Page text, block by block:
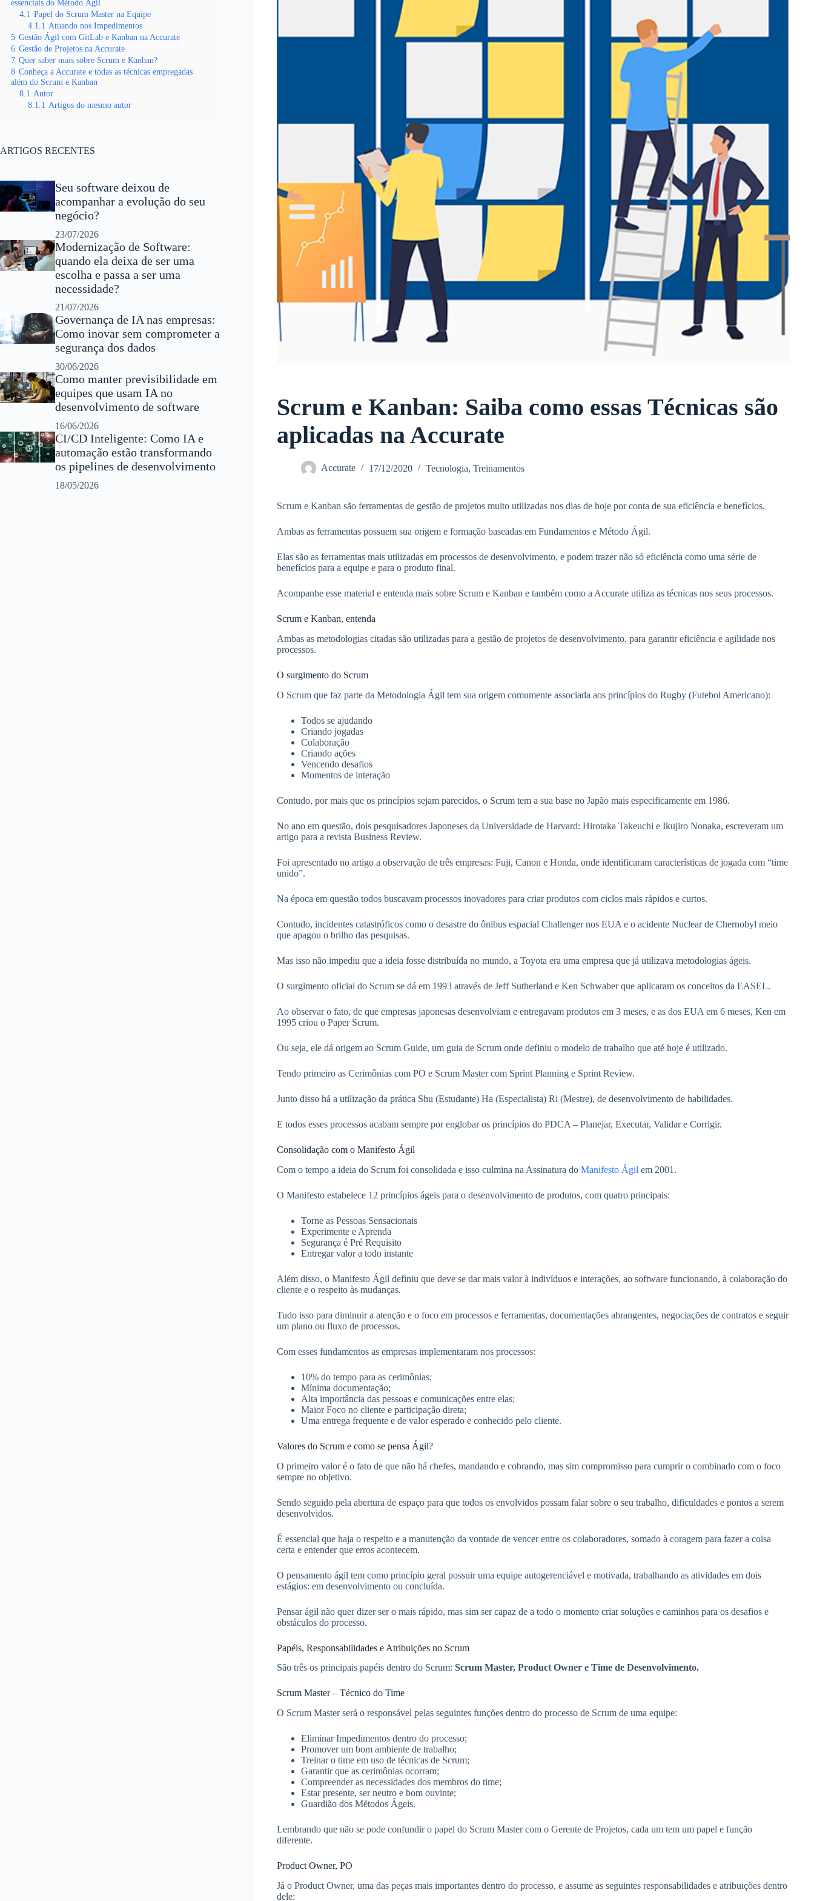
Scrum e Kanban: Saiba como essas Técnicas são
aplicadas na Accurate
Accurate 17/12/2020 Tecnologia, Treinamentos
Scrum e Kanban são ferramentas de gestão de projetos muito utilizadas nos dias de hoje por conta de sua eficiência e benefícios.
Ambas as ferramentas possuem sua origem e formação baseadas em Fundamentos e Método Ágil.
Elas são as ferramentas mais utilizadas em processos de desenvolvimento, e podem trazer não só eficiência como uma série de
benefícios para a equipe e para o produto final.
Acompanhe esse material e entenda mais sobre Scrum e Kanban e também como a Accurate utiliza as técnicas nos seus processos.
Scrum e Kanban, entenda
Ambas as metodologias citadas são utilizadas para a gestão de projetos de desenvolvimento, para garantir eficiência e agilidade nos
processos.
O surgimento do Scrum
O Scrum que faz parte da Metodologia Ágil tem sua origem comumente associada aos princípios do Rugby (Futebol Americano):
Todos se ajudando
Criando jogadas
Colaboração
Criando ações
Vencendo desafios
Momentos de interação
Contudo, por mais que os princípios sejam parecidos, o Scrum tem a sua base no Japão mais especificamente em 1986.
No ano em questão, dois pesquisadores Japoneses da Universidade de Harvard: Hirotaka Takeuchi e Ikujiro Nonaka, escreveram um
artigo para a revista Business Review.
Foi apresentado no artigo a observação de três empresas: Fuji, Canon e Honda, onde identificaram características de jogada com “time
unido”.
Na época em questão todos buscavam processos inovadores para criar produtos com ciclos mais rápidos e curtos.
Contudo, incidentes catastróficos como o desastre do ônibus espacial Challenger nos EUA e o acidente Nuclear de Chernobyl meio
que apagou o brilho das pesquisas.
Mas isso não impediu que a ideia fosse distribuída no mundo, a Toyota era uma empresa que já utilizava metodologias ágeis.
O surgimento oficial do Scrum se dá em 1993 através de Jeff Sutherland e Ken Schwaber que aplicaram os conceitos da EASEL.
Ao observar o fato, de que empresas japonesas desenvolviam e entregavam produtos em 3 meses, e as dos EUA em 6 meses, Ken em
1995 criou o Paper Scrum.
Ou seja, ele dá origem ao Scrum Guide, um guia de Scrum onde definiu o modelo de trabalho que até hoje é utilizado.
Tendo primeiro as Cerimônias com PO e Scrum Master com Sprint Planning e Sprint Review.
Junto disso há a utilização da prática Shu (Estudante) Ha (Especialista) Ri (Mestre), de desenvolvimento de habilidades.
E todos esses processos acabam sempre por englobar os princípios do PDCA – Planejar, Executar, Validar e Corrigir.
Consolidação com o Manifesto Ágil
Com o tempo a ideia do Scrum foi consolidada e isso culmina na Assinatura doManifesto Ágil em 2001.
O Manifesto estabelece 12 princípios ágeis para o desenvolvimento de produtos, com quatro principais:
Torne as Pessoas Sensacionais
Experimente e Aprenda
Segurança é Pré Requisito
Entregar valor a todo instante
Além disso, o Manifesto Ágil definiu que deve se dar mais valor à indivíduos e interações, ao software funcionando, à colaboração do
cliente e o respeito às mudanças.
Tudo isso para diminuir a atenção e o foco em processos e ferramentas, documentações abrangentes, negociações de contratos e seguir
um plano ou fluxo de processos.
Com esses fundamentos as empresas implementaram nos processos:
10% do tempo para as cerimônias;
Mínima documentação;
Alta importância das pessoas e comunicações entre elas;
Maior Foco no cliente e participação direta;
Uma entrega frequente e de valor esperado e conhecido pelo cliente.
Valores do Scrum e como se pensa Ágil?
O primeiro valor é o fato de que não há chefes, mandando e cobrando, mas sim compromisso para cumprir o combinado com o foco
sempre no objetivo.
Sendo seguido pela abertura de espaço para que todos os envolvidos possam falar sobre o seu trabalho, dificuldades e pontos a serem
desenvolvidos.
É essencial que haja o respeito e a manutenção da vontade de vencer entre os colaboradores, somado à coragem para fazer a coisa
certa e entender que erros acontecem.
O pensamento ágil tem como princípio geral possuir uma equipe autogerenciável e motivada, trabalhando as atividades em dois
estágios: em desenvolvimento ou concluída.
Pensar ágil não quer dizer ser o mais rápido, mas sim ser capaz de a todo o momento criar soluções e caminhos para os desafios e
obstáculos do processo.
Papéis, Responsabilidades e Atribuições no Scrum
São três os principais papéis dentro do Scrum: Scrum Master, Product Owner e Time de Desenvolvimento.
Scrum Master – Técnico do Time
O Scrum Master será o responsável pelas seguintes funções dentro do processo de Scrum de uma equipe:
Eliminar Impedimentos dentro do processo;
Promover um bom ambiente de trabalho;
Treinar o time em uso de técnicas de Scrum;
Garantir que as cerimônias ocorram;
Compreender as necessidades dos membros do time;
Estar presente, ser neutro e bom ouvinte;
Guardião dos Métodos Ágeis.
Lembrando que não se pode confundir o papel do Scrum Master com o Gerente de Projetos, cada um tem um papel e função
diferente.
Product Owner, PO
Já o Product Owner, uma das peças mais importantes dentro do processo, e assume as seguintes responsabilidades e atribuições dentro
dele:
essenciais do Método Ágil
4.1 Papel do Scrum Master na Equipe
4.1.1 Atuando nos Impedimentos
5 Gestão Ágil com GitLab e Kanban na Accurate
6 Gestão de Projetos na Accurate
7 Quer saber mais sobre Scrum e Kanban?
8 Conheça a Accurate e todas as técnicas empregadas
além do Scrum e Kanban
8.1 Autor
8.1.1 Artigos do mesmo autor
ARTIGOS RECENTES
Seu software deixou de
acompanhar a evolução do seu
negócio?
23/07/2026
Modernização de Software:
quando ela deixa de ser uma
escolha e passa a ser uma
necessidade?
21/07/2026
Governança de IA nas empresas:
Como inovar sem comprometer a
segurança dos dados
30/06/2026
Como manter previsibilidade em
equipes que usam IA no
desenvolvimento de software
16/06/2026
CI/CD Inteligente: Como IA e
automação estão transformando
os pipelines de desenvolvimento
18/05/2026